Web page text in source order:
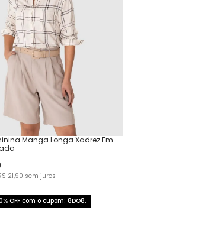
Manga Longa Xadrez Em
21,90 sem juros
OFF com o cupom: 8DO8.